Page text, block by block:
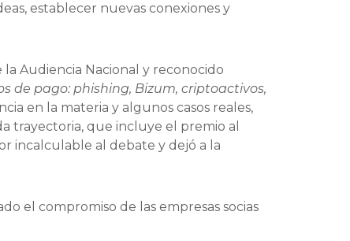
establecer nuevas conexiones y
Audiencia Nacional y reconocido
de pago: phishing, Bizum, criptoactivos,
en la materia y algunos casos reales,
trayectoria, que incluye el premio al
incalculable al debate y dejó a la
el compromiso de las empresas socias